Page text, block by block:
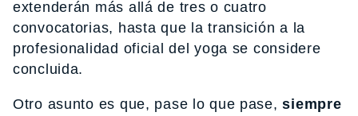
extenderán más allá de tres o cuatro
convocatorias, hasta que la transición a la
profesionalidad oficial del yoga se considere
concluida.
Otro asunto es que, pase lo que pase,siempre